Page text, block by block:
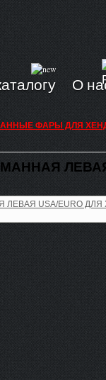
О
ФАРЫ ДЛЯ
ЛЕВАЯ